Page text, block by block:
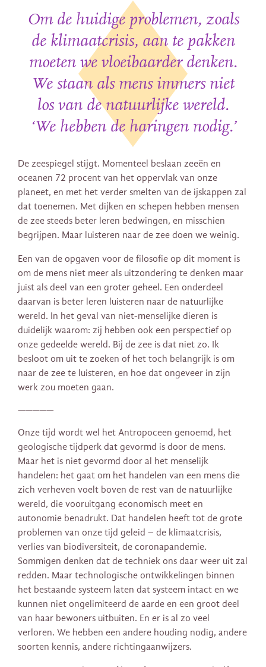
Om de huidige problemen, zoals
de klimaatcrisis, aan te pakken
moeten we vloeibaarder denken.
We staan als mens immers niet
los van de natuurlijke wereld.
‘We hebben de haringen nodig.’
De zeespiegel stijgt. Momenteel beslaan zeeën en
oceanen 72 procent van het oppervlak van onze
planeet, en met het verder smelten van de ijskappen zal
dat toenemen. Met dijken en schepen hebben mensen
de zee steeds beter leren bedwingen, en misschien
begrijpen. Maar luisteren naar de zee doen we weinig.
Een van de opgaven voor de filosofie op dit moment is
om de mens niet meer als uitzondering te denken maar
juist als deel van een groter geheel. Een onderdeel
daarvan is beter leren luisteren naar de natuurlijke
wereld. In het geval van niet-menselijke dieren is
duidelijk waarom: zij hebben ook een perspectief op
onze gedeelde wereld. Bij de zee is dat niet zo. Ik
besloot om uit te zoeken of het toch belangrijk is om
naar de zee te luisteren, en hoe dat ongeveer in zijn
werk zou moeten gaan.
—————
Onze tijd wordt wel het Antropoceen genoemd, het
geologische tijdperk dat gevormd is door de mens.
Maar het is niet gevormd door al het menselijk
handelen: het gaat om het handelen van een mens die
zich verheven voelt boven de rest van de natuurlijke
wereld, die vooruitgang economisch meet en
autonomie benadrukt. Dat handelen heeft tot de grote
problemen van onze tijd geleid – de klimaatcrisis,
verlies van biodiversiteit, de coronapandemie.
Sommigen denken dat de techniek ons daar weer uit zal
redden. Maar technologische ontwikkelingen binnen
het bestaande systeem laten dat systeem intact en we
kunnen niet ongelimiteerd de aarde en een groot deel
van haar bewoners uitbuiten. En er is al zo veel
verloren. We hebben een andere houding nodig, andere
soorten kennis, andere richtingaanwijzers.